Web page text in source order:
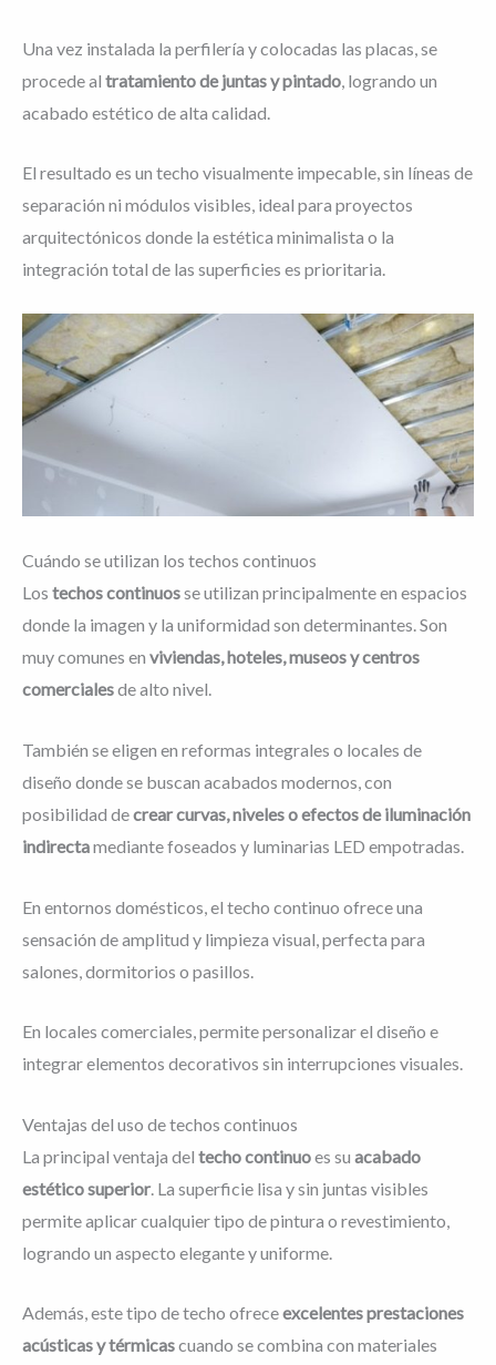
Una vez instalada la perfilería y colocadas las placas, se
procede al tratamiento de juntas y pintado , logrando un
acabado estético de alta calidad.
El resultado es un techo visualmente impecable, sin líneas de
separación ni módulos visibles, ideal para proyectos
arquitectónicos donde la estética minimalista o la
integración total de las superficies es prioritaria.
Cuándo se utilizan los techos continuos
Los techos continuosse utilizan principalmente en espacios
donde la imagen y la uniformidad son determinantes. Son
muy comunes en viviendas, hoteles, museos y centros
comercialesde alto nivel.
También se eligen en reformas integrales o locales de
diseño donde se buscan acabados modernos, con
posibilidad decrear curvas, niveles o efectos de iluminación
indirectamediante foseados y luminarias LED empotradas.
En entornos domésticos, el techo continuo ofrece una
sensación de amplitud y limpieza visual, perfecta para
salones, dormitorios o pasillos.
En locales comerciales, permite personalizar el diseño e
integrar elementos decorativos sin interrupciones visuales.
Ventajas del uso de techos continuos
La principal ventaja del techo continuoes su acabado
estético superior . La superficie lisa y sin juntas visibles
permite aplicar cualquier tipo de pintura o revestimiento,
logrando un aspecto elegante y uniforme.
Además, este tipo de techo ofreceexcelentes prestaciones
acústicas y térmicascuando se combina con materiales